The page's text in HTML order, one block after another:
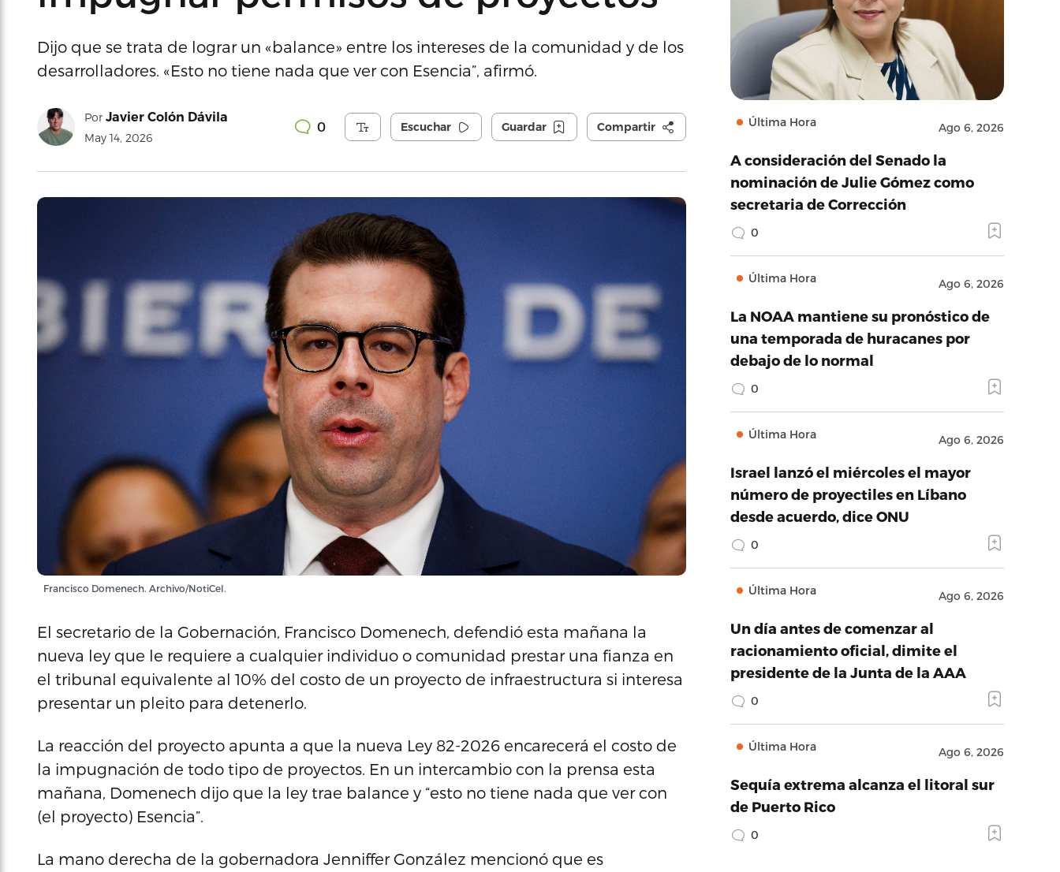
Dijo que se trata de lograr un «balance» entre los intereses de la comunidad y de los
desarrolladores. «Esto no tiene nada que ver con Esencia”, afirmó.
Por Javier Colón Dávila
May 14, 2026
0 Escuchar Guardar Compartir
Francisco Domenech. Archivo/NotiCel.
El secretario de la Gobernación, Francisco Domenech, defendió esta mañana la
nueva ley que le requiere a cualquier individuo o comunidad prestar una fianza en
el tribunal equivalente al 10% del costo de un proyecto de infraestructura si interesa
presentar un pleito para detenerlo.
La reacción del proyecto apunta a que la nueva Ley 82-2026 encarecerá el costo de
la impugnación de todo tipo de proyectos. En un intercambio con la prensa esta
mañana, Domenech dijo que la ley trae balance y “esto no tiene nada que ver con
(el proyecto) Esencia”.
La mano derecha de la gobernadora Jenniffer González mencionó que es
Última Hora Ago 6, 2026
A consideración del Senado la
nominación de Julie Gómez como
secretaria de Corrección
0
Última Hora Ago 6, 2026
La NOAA mantiene su pronóstico de
una temporada de huracanes por
debajo de lo normal
0
Última Hora Ago 6, 2026
Israel lanzó el miércoles el mayor
número de proyectiles en Líbano
desde acuerdo, dice ONU
0
Última Hora Ago 6, 2026
Un día antes de comenzar al
racionamiento oficial, dimite el
presidente de la Junta de la AAA
0
Última Hora Ago 6, 2026
Sequía extrema alcanza el litoral sur
de Puerto Rico
0